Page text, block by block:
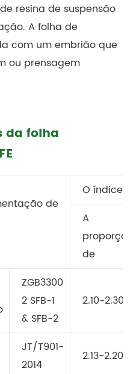
resina de suspensão
A folha de
com um embrião que
ou prensagem
da folha
de
O índice
A
proporção
de
ZGB3300
2 SFB-1
& SFB-2
2.10-2.30
JT/T901-
2014
2.13-2.20